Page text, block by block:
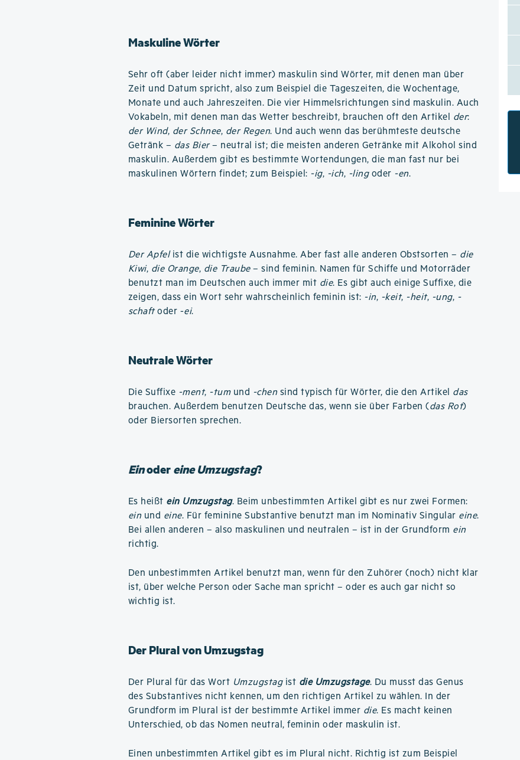
Maskuline Wörter
Sehr oft (aber leider nicht immer) maskulin sind Wörter, mit denen man über
Zeit und Datum spricht, also zum Beispiel die Tageszeiten, die Wochentage,
Monate und auch Jahreszeiten. Die vier Himmelsrichtungen sind maskulin. Auch
Vokabeln, mit denen man das Wetter beschreibt, brauchen oft den Artikel der:
der Wind, der Schnee, der Regen. Und auch wenn das berühmteste deutsche
Getränk – das Bier– neutral ist; die meisten anderen Getränke mit Alkohol sind
maskulin. Außerdem gibt es bestimmte Wortendungen, die man fast nur bei
maskulinen Wörtern findet; zum Beispiel: -ig, -ich, -lingoder -en.
Feminine Wörter
Der Apfelist die wichtigste Ausnahme. Aber fast alle anderen Obstsorten – die
Kiwi, die Orange, die Traube– sind feminin. Namen für Schiffe und Motorräder
benutzt man im Deutschen auch immer mit die. Es gibt auch einige Suffixe, die
zeigen, dass ein Wort sehr wahrscheinlich feminin ist: -in, -keit, -heit, -ung, -
schaftoder -ei.
Neutrale Wörter
Die Suffixe -ment, -tumund -chen sind typisch für Wörter, die den Artikel das
brauchen. Außerdem benutzen Deutsche das, wenn sie über Farben (das Rot)
oder Biersorten sprechen.
Einodereine Umzugstag?
Es heißt ein Umzugstag. Beim unbestimmten Artikel gibt es nur zwei Formen:
ein und eine. Für feminine Substantive benutzt man im Nominativ Singular eine.
Bei allen anderen – also maskulinen und neutralen – ist in der Grundform ein
richtig.
Den unbestimmten Artikel benutzt man, wenn für den Zuhörer (noch) nicht klar
ist, über welche Person oder Sache man spricht – oder es auch gar nicht so
wichtig ist.
Der Plural von Umzugstag
Der Plural für das Wort Umzugstagist die Umzugstage. Du musst das Genus
des Substantives nicht kennen, um den richtigen Artikel zu wählen. In der
Grundform im Plural ist der bestimmte Artikel immer die. Es macht keinen
Unterschied, ob das Nomen neutral, feminin oder maskulin ist.
Einen unbestimmten Artikel gibt es im Plural nicht. Richtig ist zum Beispiel